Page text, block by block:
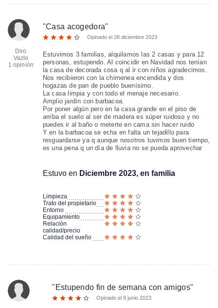
Diro
Vazlo
1 opinión
"Casa acogedora"
Opinado el 28 diciembre 2023
Estuvimos 3 familias, alquilamos las 2 casas y para 12
personas, estupendo. Al coincidir en Navidad nos tenían
la casa de decorada cosa q al ir con niños agradecimos.
Nos recibieron con la chimenea encendida y dos
hogazas de pan de pueblo buenísimo.
La casa limpia y con todo el menaje necesario.
Amplio jardín con barbacoa.
Por poner algún pero en la casa grande en el piso de
arriba el suelo al ser de madera es súper ruidoso y no
puedes ir al baño o meterte en cama sin hacer ruido
Y en la barbacoa se echa en falta un tejadillo para
resguardarse ya q aunque nosotros tuvimos buen tiempo,
es una pena q un día de lluvia no se pueda aprovechar
Estuvo en Diciembre 2023, en familia
Limpieza
Trato del propietario
Entorno
Equipamiento
Relación
calidad/precio
Calidad del sueño
" Estupendo fin de semana con amigos"
Opinado el9 junio 2023